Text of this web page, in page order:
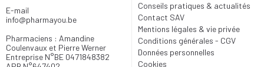
E-mail
info@pharmayou.be
Pharmaciens : Amandine
Coulenvaux et Pierre Werner
Entreprise N°BE 0471848382
Conseils pratiques & actualités
Contact SAV
Mentions légales & vie privée
Conditions générales - CGV
Données personnelles
Cookies